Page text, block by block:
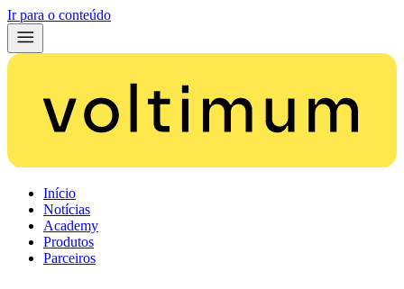
Ir para o conteúdo
Início
Notícias
Academy
Produtos
Parceiros